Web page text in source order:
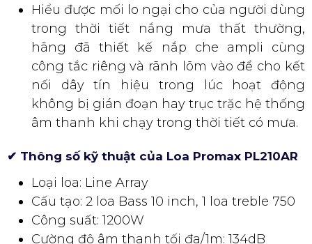
Hiểu được mối lo ngại cho của người dùng
trong thời tiết nắng mưa thất thường,
hãng đã thiết kế nắp che ampli cùng
công tắc riêng và rãnh lõm vào để cho kết
nối dây tín hiệu trong lúc hoạt động
không bị gián đoạn hay trục trặc hệ thống
âm thanh khi chạy trong thời tiết có mưa.
✔ Thông số kỹ thuật của Loa Promax PL210AR
Loại loa: Line Array
Cấu tạo: 2 loa Bass 10 inch, 1 loa treble 750
Công suất: 1200W
Cường độ âm thanh tối đa/1m: 134dB